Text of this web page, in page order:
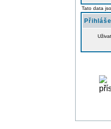
Tato data